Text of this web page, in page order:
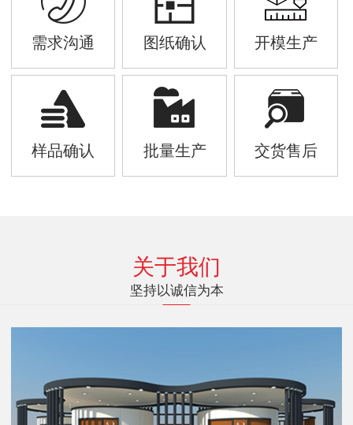
需求沟通 图纸确认 开模生产
样品确认 批量生产 交货售后
关于我们
坚持以诚信为本